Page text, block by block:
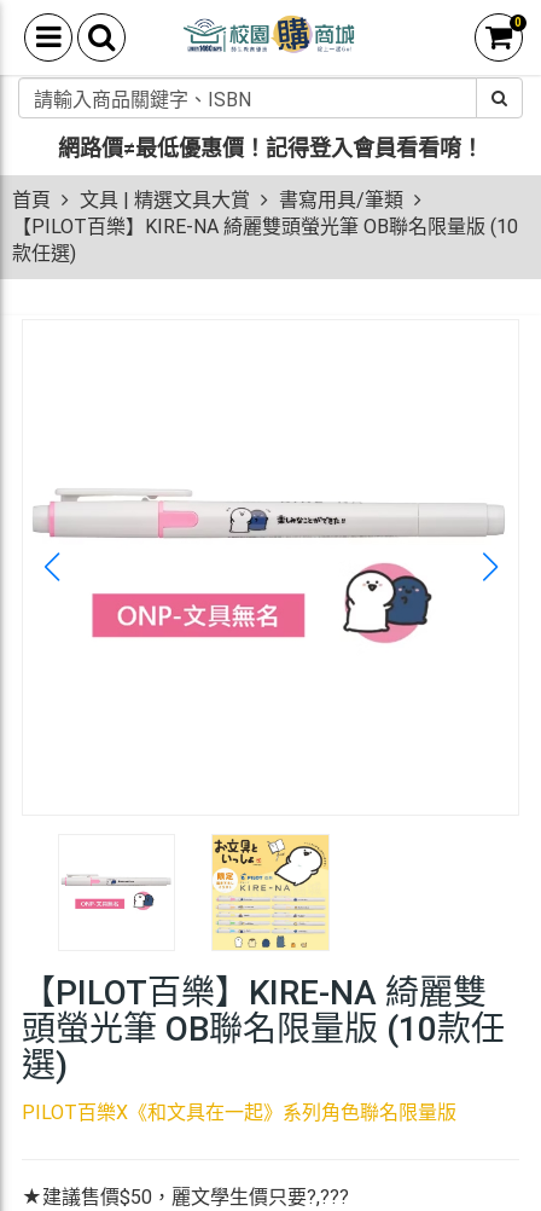
0
網路價≠最低優惠價！ 記得登入會員看看唷！
首頁 文具 | 精選文具大賞
書寫用具/筆類
【PILOT百樂】KIRE-NA 綺麗雙頭螢光筆 OB聯名限量版 (10
款任選)
【PILOT百樂】KIRE-NA 綺麗雙
頭螢光筆 OB聯名限量版 (10款任
選)
PILOT百樂X《和文具在一起》系列角色聯名限量版
★建議售價$50，麗文學生價只要?,???